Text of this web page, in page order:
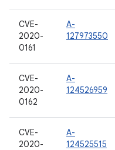
CVE-
2020-
0161
A-
127973550
CVE-
2020-
0162
A-
124526959
CVE-
2020-
A-
124525515